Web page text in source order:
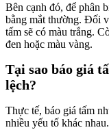
Bên cạnh đó, để phân
bằng mắt thường. Đối
tấm sẽ có màu trắng.
đen hoặc màu vàng.
Tại sao báo giá
lệch?
Thực tế, báo giá tấm
nhiều yếu tố khác